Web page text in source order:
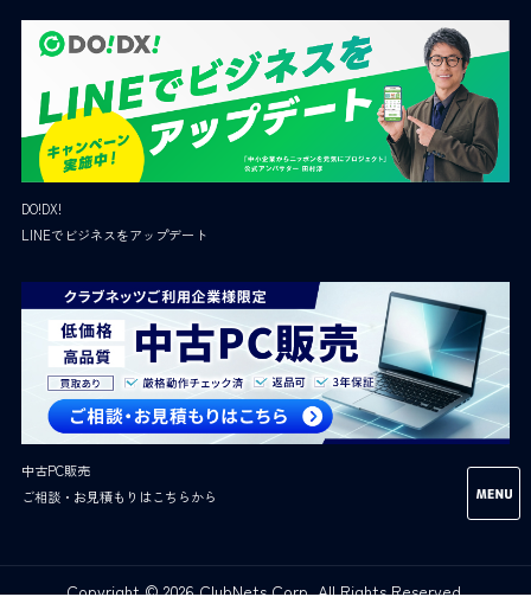
DO!DX!
LINEでビジネスをアップデート
中古PC販売
ご相談・お見積もりはこちらから
Copyright © 2026 ClubNets Corp. All Rights Reserved.